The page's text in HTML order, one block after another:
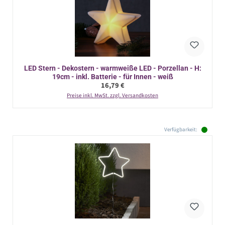
LED Stern - Dekostern - warmweiße LED - Porzellan - H:
19cm - inkl. Batterie - für Innen - weiß
Regulärer Preis:
16,79 €
Preise inkl. MwSt. zzgl. Versandkosten
Verfügbarkeit: